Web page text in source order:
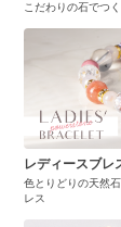
こだわりの石でつ
レディースブレ
色とりどりの天然
レス